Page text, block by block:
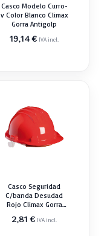
Casco Modelo Curro-
v Color Blanco Climax
Gorra Antigolp
19,14€ IVA incl.
Casco Seguridad
C/banda Desudad
Rojo Climax Gorra
2,81€ IVA incl.